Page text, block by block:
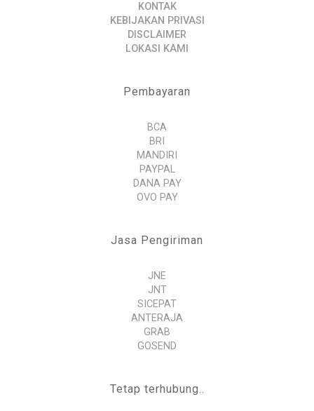
KONTAK
KEBIJAKAN PRIVASI
DISCLAIMER
LOKASI KAMI
Pembayaran
BCA
BRI
MANDIRI
PAYPAL
DANA PAY
OVO PAY
Jasa Pengiriman
JNE
JNT
SICEPAT
ANTERAJA
GRAB
GOSEND
Tetap terhubung..